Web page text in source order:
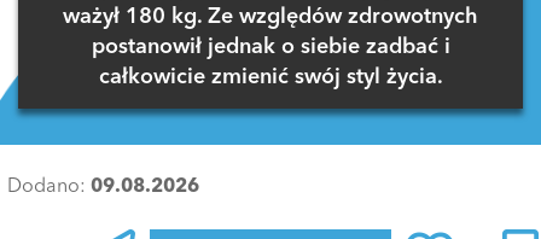
ważył 180 kg. Ze względów zdrowotnych
postanowił jednak o siebie zadbać i
całkowicie zmienić swój styl życia.
Dodano: 09.08.2026